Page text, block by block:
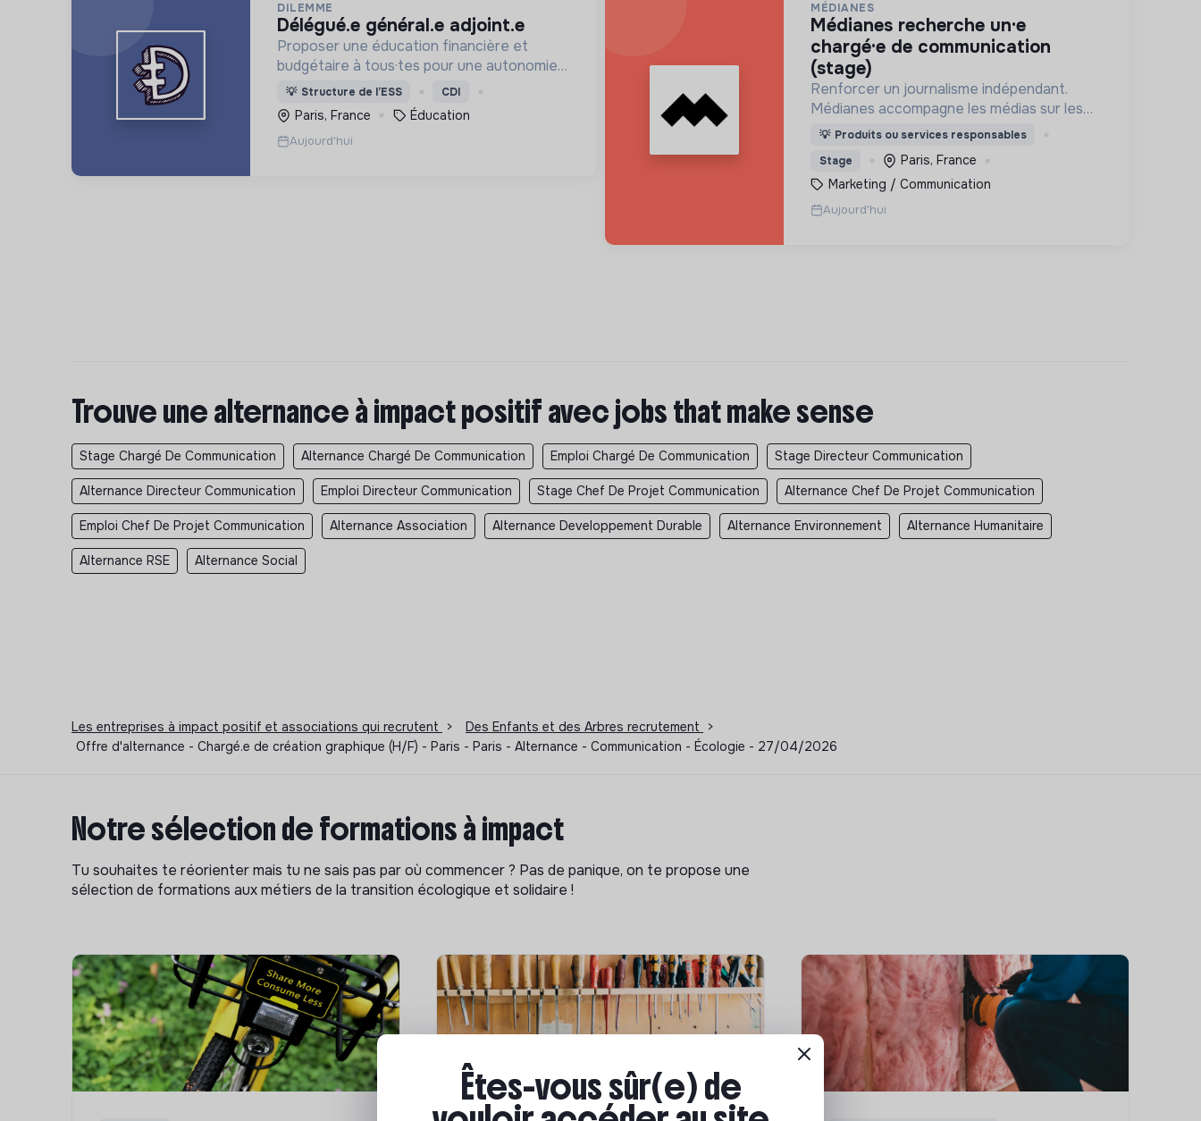
DILEMME
délégué.e général.e adjoint.e
Proposer une éducation financière et
budgétaire à tous·tes pour une autonomie
face aux produits financiers, bancaires et
assurantiels et briser le tabou autour de
l'argent.
💡 Structure de l’ESS CDI
Paris, France Éducation
Aujourd'hui
MÉDIANES
médianes recherche un·e
chargé·e de communication
(stage)
Renforcer un journalisme indépendant.
Médianes accompagne les médias sur les
plans éditorial, économique, managérial et
renforcer leur impact.
💡 Produits ou services responsables
Stage
Paris, France
Marketing / Communication
Aujourd'hui
Trouve une alternance à impact positif avec jobs that make sense
Stage Chargé De Communication Alternance Chargé De Communication Emploi Chargé De Communication Stage Directeur Communication
Alternance Directeur Communication Emploi Directeur Communication Stage Chef De Projet Communication Alternance Chef De Projet Communication
Emploi Chef De Projet Communication Alternance Association Alternance Developpement Durable Alternance Environnement Alternance Humanitaire
Alternance RSE Alternance Social
Les entreprises à impact positif et associations qui recrutent > Des Enfants et des Arbres recrutement
>
Offre d'alternance - Chargé.e de création graphique (H/F) - Paris - Paris - Alternance - Communication - Écologie - 27/04/2026
Notre sélection de formations à impact
Tu souhaites te réorienter mais tu ne sais pas par où commencer ? Pas de panique, on te propose une
sélection de formations aux métiers de la transition écologique et solidaire !
Êtes-vous sûr(e) de